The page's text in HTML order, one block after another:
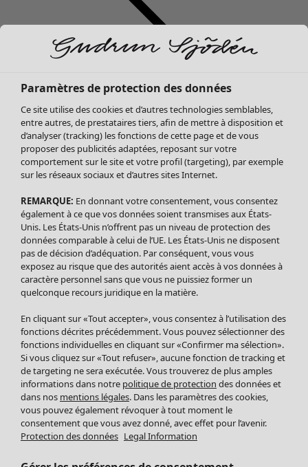
Soldes Vêtements
Tous les vêtements
Robes
Tuniques
Blouses
Tops
Gilets
Pantalon
Jupes
Leggings et collants
Accessoires
Chaussures
Vêtements de bain
Basics
Soldes Mobilier
Bonnes affaires déco
Décoration
Textiles
Tapis
Éponge
Paramètres de protection des données
Ce site utilise des cookies et d’autres technologies semblables,
entre autres, de prestataires tiers, afin de mettre à disposition et
d’analyser (tracking) les fonctions de cette page et de vous
proposer des publicités adaptées, reposant sur votre
comportement sur le site et votre profil (targeting), par exemple
sur les réseaux sociaux et d’autres sites Internet.
REMARQUE: En donnant votre consentement, vous consentez
également à ce que vos données soient transmises aux États-
Unis. Les États-Unis n’offrent pas un niveau de protection des
données comparable à celui de l’UE. Les États-Unis ne disposent
pas de décision d’adéquation. Par conséquent, vous vous
exposez au risque que des autorités aient accès à vos données à
caractère personnel sans que vous ne puissiez former un
quelconque recours juridique en la matière.
En cliquant sur «Tout accepter», vous consentez à l’utilisation des
fonctions décrites précédemment. Vous pouvez sélectionner des
fonctions individuelles en cliquant sur «Confirmer ma sélection».
Si vous cliquez sur «Tout refuser», aucune fonction de tracking et
de targeting ne sera exécutée. Vous trouverez de plus amples
informations dans notre politique de protection des données et
dans nos mentions légales. Dans les paramètres des cookies,
vous pouvez également révoquer à tout moment le
consentement que vous avez donné, avec effet pour l’avenir.
Protection des données Legal Information